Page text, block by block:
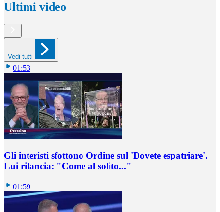
Ultimi video
Vedi tutti
01:53
Gli interisti sfottono Ordine sul 'Dovete espatriare'.
Lui rilancia: "Come al solito..."
01:59